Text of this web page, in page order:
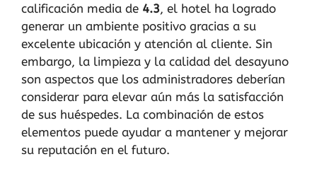
calificación media de 4.3, el hotel ha logrado
generar un ambiente positivo gracias a su
excelente ubicación y atención al cliente. Sin
embargo, la limpieza y la calidad del desayuno
son aspectos que los administradores deberían
considerar para elevar aún más la satisfacción
de sus huéspedes. La combinación de estos
elementos puede ayudar a mantener y mejorar
su reputación en el futuro.